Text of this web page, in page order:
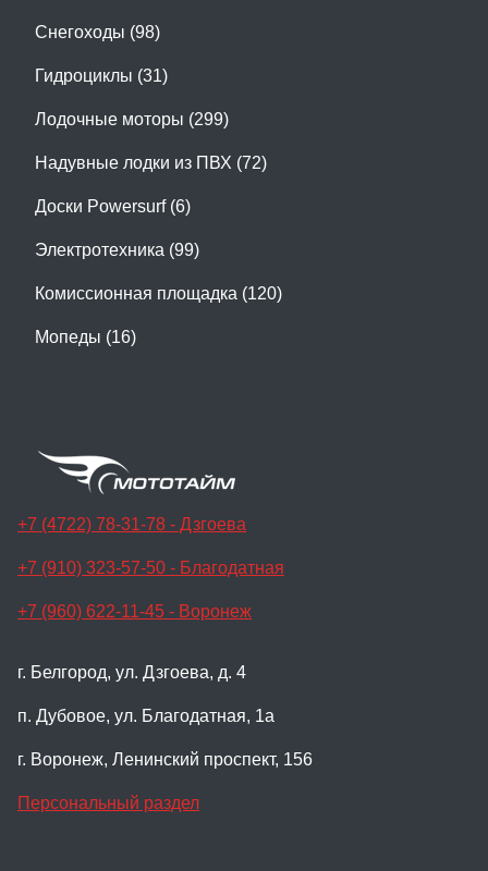
Снегоходы (98)
Гидроциклы (31)
Лодочные моторы (299)
Надувные лодки из ПВХ (72)
Доски Powersurf (6)
Электротехника (99)
Комиссионная площадка (120)
Мопеды (16)
+7 (4722) 78-31-78 - Дзгоева
+7 (910) 323-57-50 - Благодатная
+7 (960) 622-11-45 - Воронеж
г. Белгород, ул. Дзгоева, д. 4
п. Дубовое, ул. Благодатная, 1а
г. Воронеж, Ленинский проспект, 156
Персональный раздел